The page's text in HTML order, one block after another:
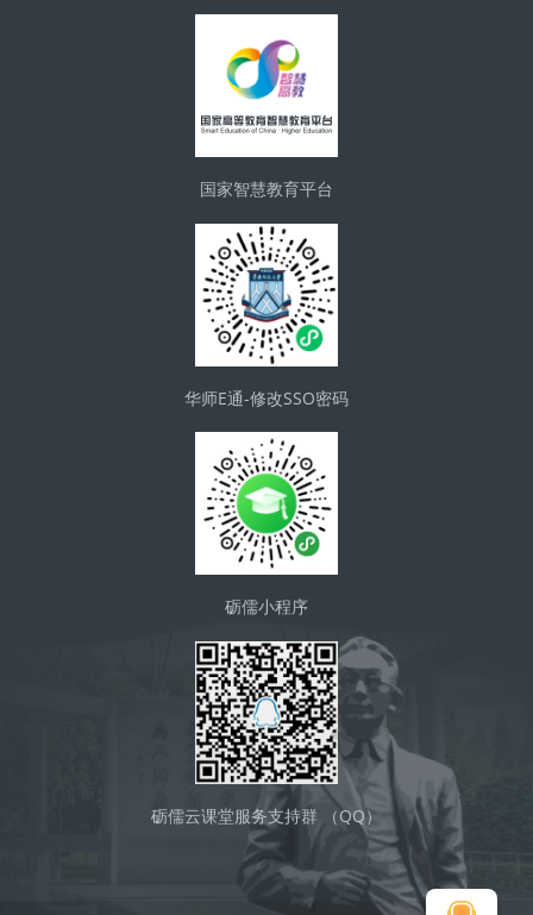
国家智慧教育平台
华师E通-修改SSO密码
砺儒小程序
砺儒云课堂服务支持群 （QQ）